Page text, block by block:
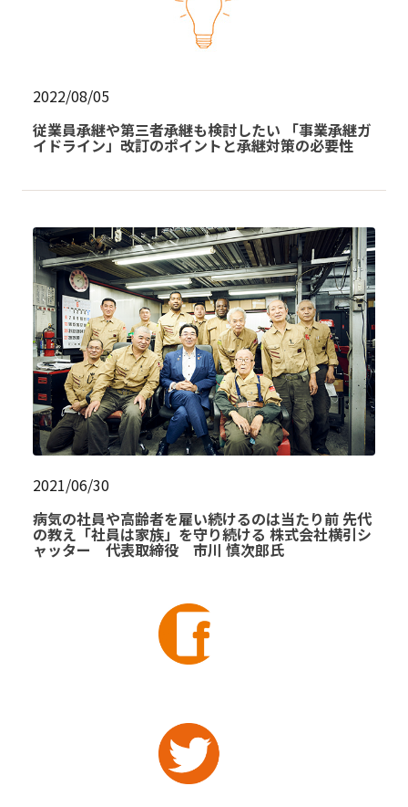
2022/08/05
従業員承継や第三者承継も検討したい 「事業承継ガ
イドライン」改訂のポイントと承継対策の必要性
2021/06/30
病気の社員や高齢者を雇い続けるのは当たり前 先代
の教え「社員は家族」を守り続ける 株式会社横引シ
ャッター 代表取締役 市川 慎次郎氏